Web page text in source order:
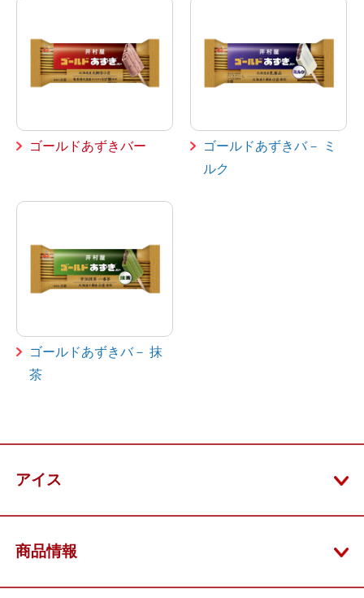
ゴールドあずきバー
ゴールドあずきバ－ ミ
ルク
ゴールドあずきバ－ 抹
茶
アイス
商品情報